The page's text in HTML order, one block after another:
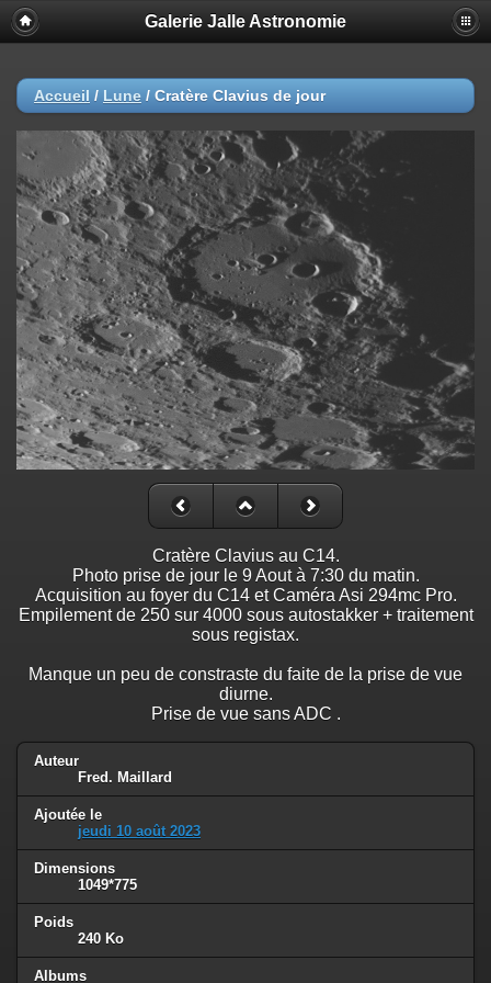
Galerie Jalle Astronomie
Accueil / Lune / Cratère Clavius de jour
Cratère Clavius au C14.
Photo prise de jour le 9 Aout à 7:30 du matin.
Acquisition au foyer du C14 et Caméra Asi 294mc Pro.
Empilement de 250 sur 4000 sous autostakker + traitement
sous registax.
Manque un peu de constraste du faite de la prise de vue
diurne.
Prise de vue sans ADC .
Auteur
Fred. Maillard
Ajoutée le
jeudi 10 août 2023
Dimensions
1049*775
Poids
240 Ko
Albums